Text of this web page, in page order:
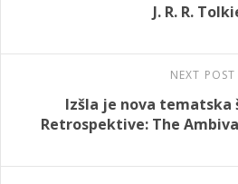
J. R. R.
NEXT POST
Izšla je nova
Retrospektive: The